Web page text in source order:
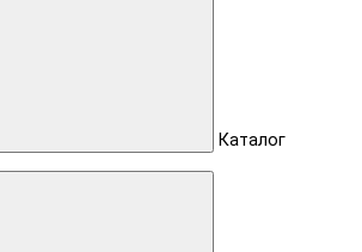
Каталог